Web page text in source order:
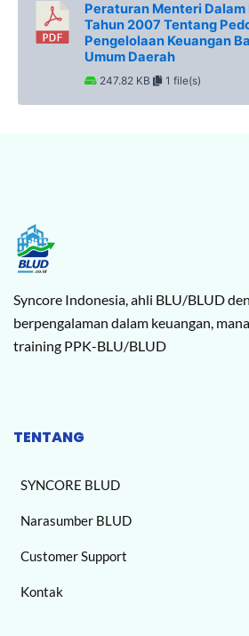
Peraturan Menteri Dalam
Tahun 2007 Tentang
Pengelolaan Keuangan
Umum Daerah
247.82 KB 1 file(s)
Syncore Indonesia, ahli BLU/BLUD
berpengalaman dalam keuangan,
training PPK-BLU/BLUD
TENTANG
SYNCORE BLUD
Narasumber BLUD
Customer Support
Kontak